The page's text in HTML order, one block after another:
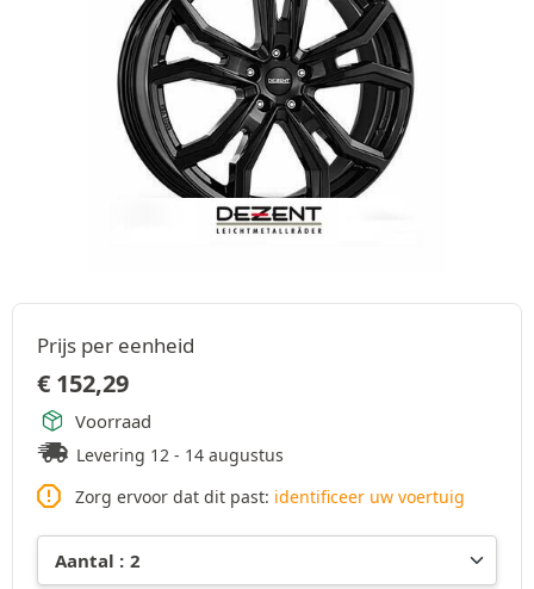
Prijs per eenheid
€ 152,29
Voorraad
Levering 12 - 14 augustus
Zorg ervoor dat dit past: identificeer uw voertuig